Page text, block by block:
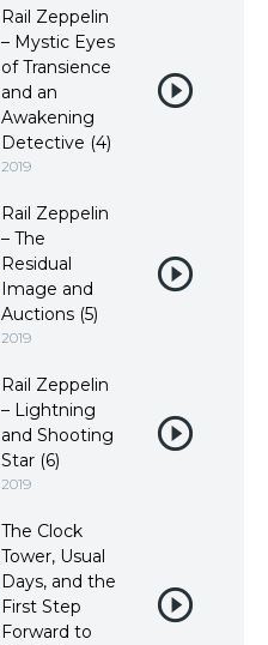
Rail Zeppelin
– Mystic Eyes
of Transience
and an
Awakening
Detective (4)
2019
Rail Zeppelin
– The
Residual
Image and
Auctions (5)
2019
Rail Zeppelin
– Lightning
and Shooting
Star (6)
2019
The Clock
Tower, Usual
Days, and the
First Step
Forward to